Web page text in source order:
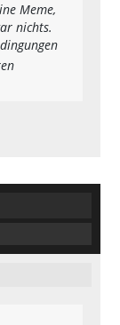
Meme,
nichts.